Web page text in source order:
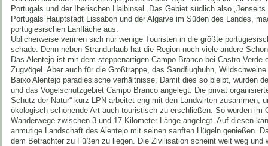
Portugals und der Iberischen Halbinsel. Das Gebiet südlich also „Jenseits
Portugals Hauptstadt Lissabon und der Algarve im Süden des Landes,
portugiesischen Lanfläche aus.
Üblicherweise verirren sich nur wenige Touristen in die größte
schade. Denn neben Strandurlaub hat die Region noch viele andere
Das Alentejo ist mit dem steppenartigen Campo Branco bei Castro Verde
Zugvögel. Aber auch für die Großtrappe, das Sandflughuhn,
Baixo Alentejo paradiesische verhältnisse. Damit dies so bleibt, wurden
und das Vogelschutzgebiet Campo Branco angelegt. Die privat
Schutz der Natur“ kurz LPN arbeitet eng mit den Landwirten zusammen,
ökologisch schonende Art auch touristisch zu erschließen. So wurden im
Wanderwege zwischen 3 und 17 Kilometer Länge angelegt. Auf diesen
anmutige Landschaft des Alentejo mit seinen sanften Hügeln genießen.
dem Betrachter zu Füßen zu liegen. Die Zivilisation scheint weit weg und